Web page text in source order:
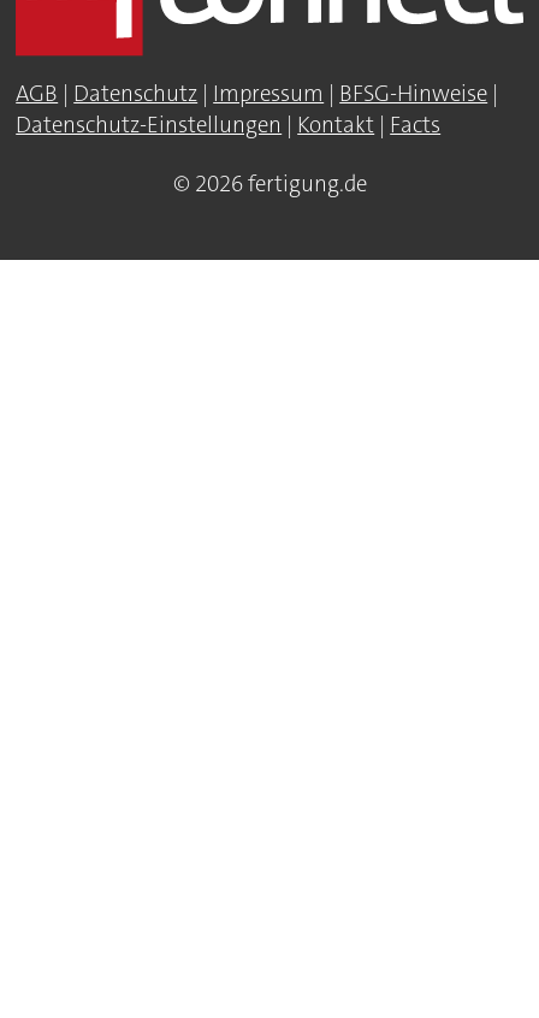
AGB | Datenschutz | Impressum | BFSG-Hinweise |
Datenschutz-Einstellungen | Kontakt | Facts
© 2026 fertigung.de